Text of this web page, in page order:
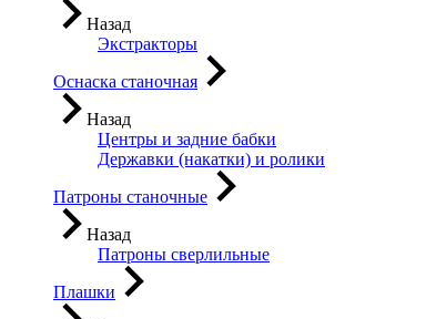
Назад
Экстракторы
Оснаска станочная
Назад
Центры и задние бабки
Державки (накатки) и ролики
Патроны станочные
Назад
Патроны сверлильные
Плашки